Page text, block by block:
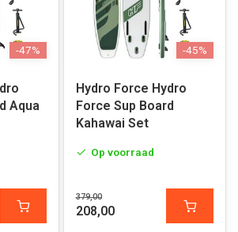
-47%
Aqua
-45%
Hydro Force Hydro
Force Sup Board
Kahawai Set
Op voorraad
379,00
208,00